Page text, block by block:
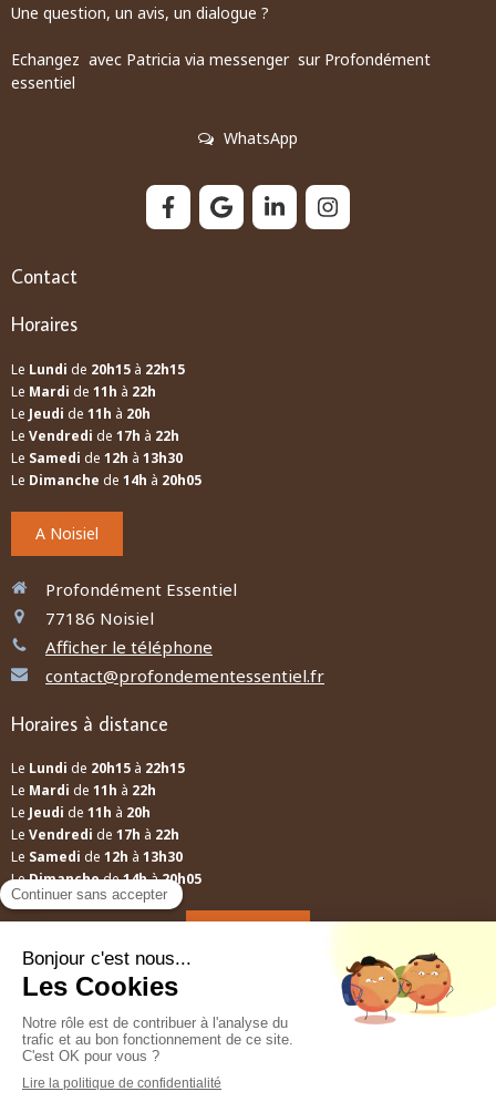
Une question, un avis, un dialogue ?
Echangez avec Patricia via messenger sur Profondément
essentiel
WhatsApp
Contact
Horaires
Le Lundi de 20h15 à 22h15
Le Mardi de 11h à 22h
Le Jeudi de 11h à 20h
Le Vendredi de 17h à 22h
Le Samedi de 12h à 13h30
Le Dimanche de 14h à 20h05
A Noisiel
Profondément Essentiel
77186 Noisiel
Afficher le téléphone
contact@profondementessentiel.fr
Horaires à distance
Le Lundi de 20h15 à 22h15
Le Mardi de 11h à 22h
Le Jeudi de 11h à 20h
Le Vendredi de 17h à 22h
Le Samedi de 12h à 13h30
LeDimanchede14hà20h05
Mes conseils ne relèvent pas d'une prescription médicale, ils ne se
substituent pas à une consultation médicale ni au diagnostic d'un
médecin.
Création et référencement du site par Simplébo